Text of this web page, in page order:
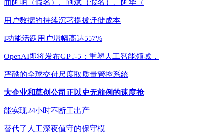
而阿明（假名）、阿斌（假名）、阿华（
用户数据的持续沉著提拔迁徙成本
I功能活跃用户增幅高达557%
OpenAI即将发布GPT-5：重塑人工智能领域，
严酷的全球交付尺度取质量管控系统
大企业和草创公司正以史无前例的速度抢
能实现24小时不断工出产
替代了人工深夜值守的保守模